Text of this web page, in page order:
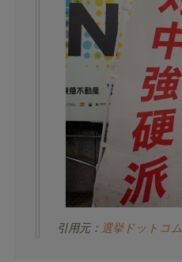
引用元： 選挙ドットコム